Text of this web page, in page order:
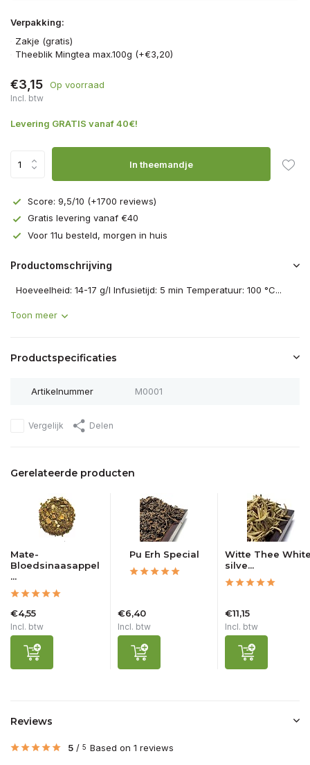
Verpakking:
Zakje (gratis)
Theeblik Mingtea max.100g (+€3,20)
€3,15 Op voorraad
Incl. btw
Levering GRATIS vanaf 40€!
In theemandje
Score: 9,5/10 (+1700 reviews)
Gratis levering vanaf €40
Voor 11u besteld, morgen in huis
Productomschrijving
Hoeveelheid: 14-17 g/l Infusietijd: 5 min Temperatuur: 100 °C...
Toon meer
Productspecificaties
Artikelnummer M0001
Vergelijk Delen
Gerelateerde producten
Mate-
Bloedsinaasappel
...
€4,55
Incl. btw
Pu Erh Special
€6,40
Incl. btw
Witte Thee
silve...
€11,15
Incl. btw
Reviews
5 / 5 Based on 1 reviews